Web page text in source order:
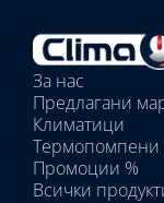
Избрани
вътрешни
тела:
Избрано
тяло:
За нас
Предлагани
Климатици
Термопомпени
Промоции %
Всички